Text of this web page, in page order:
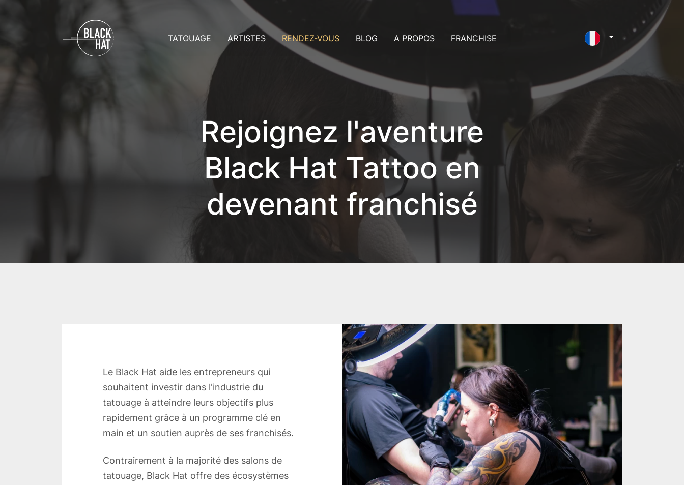
TATOUAGE
Rendez-vous
ARTISTES RENDEZ-VOUS
Consultation
BLOG A PROPOS FRANCHISE
Rejoignez l'aventure
Black Hat Tattoo en
devenant franchisé
Le Black Hat aide les entrepreneurs qui
souhaitent investir dans l'industrie du
tatouage à atteindre leurs objectifs plus
rapidement grâce à un programme clé en
main et un soutien auprès de ses franchisés.
Contrairement à la majorité des salons de
tatouage, Black Hat offre des écosystèmes